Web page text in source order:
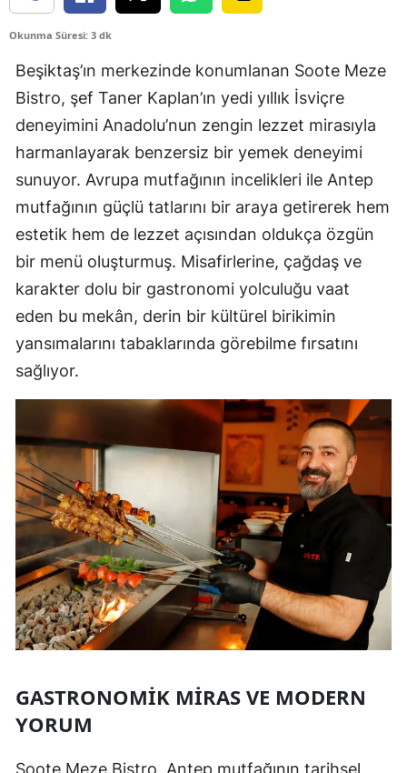
Okunma Süresi: 3 dk
Beşiktaş’ın merkezinde konumlanan Soote Meze
Bistro, şef Taner Kaplan’ın yedi yıllık İsviçre
deneyimini Anadolu’nun zengin lezzet mirasıyla
harmanlayarak benzersiz bir yemek deneyimi
sunuyor. Avrupa mutfağının incelikleri ile Antep
mutfağının güçlü tatlarını bir araya getirerek hem
estetik hem de lezzet açısından oldukça özgün
bir menü oluşturmuş. Misafirlerine, çağdaş ve
karakter dolu bir gastronomi yolculuğu vaat
eden bu mekân, derin bir kültürel birikimin
yansımalarını tabaklarında görebilme fırsatını
sağlıyor.
GASTRONOMIK MIRAS VE MODERN
YORUM
Soote Meze Bistro, Antep mutfağının tarihsel